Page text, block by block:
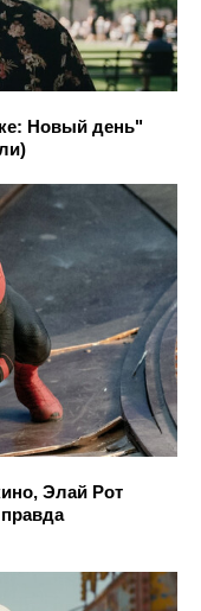
Новый день"
Элай Рот